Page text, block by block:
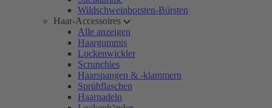
Wildschweinborsten-Bürsten
Haar-Accessoires
Alle anzeigen
Haargummis
Lockenwickler
Scrunchies
Haarspangen & -klammern
Sprühflaschen
Haarnadeln